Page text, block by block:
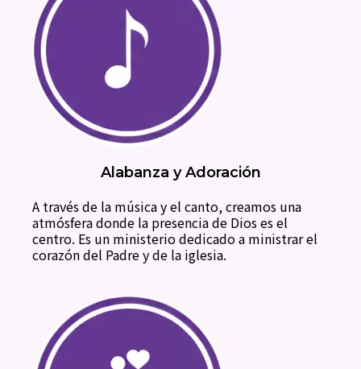
Alabanza y Adoración
A través de la música y el canto, creamos una
atmósfera donde la presencia de Dios es el
centro. Es un ministerio dedicado a ministrar el
corazón del Padre y de la iglesia.